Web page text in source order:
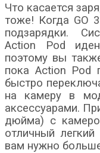
Что касается
тоже! Когда GO
подзарядки.
Action Pod
поэтому вы
пока Action Pod
быстро
на камеру в
аксессуарами.
дюйма) с
отличный
вам нужно